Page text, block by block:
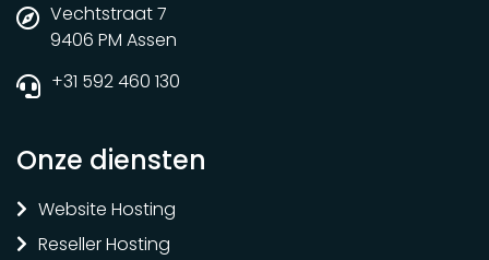
Vechtstraat 7
9406 PM Assen
+31 592 460 130
Onze diensten
Website Hosting
Reseller Hosting